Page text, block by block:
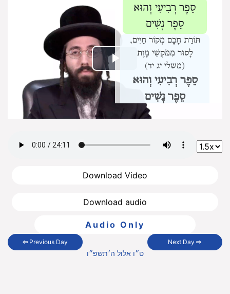
Play
Video
סֵפֶר רְבִיעִי וְהוּא
סֵפֶר נָשִׁים
תּוֹרַת חָכָם מְקוֹר חַיִּים,
לָסוּר מִמֹּקְשֵׁי מָוֶת
(משלי יג יד)
סֵפֶר רְבִיעִי וְהוּא
סֵפֶר נָשִׁים
הִלְכוֹתָיו חָמֵשׁ, וְזֶה הוּא
הִלְכוֹת גֵּרוּשִׁין.
יִבּוּם וַחֲלִיצָה.
הִלְכוֹת
יֵשׁ בִּכְלָלָן אַרְבַּע מִצְוֹת:
וּשְׁתֵּי
מִצְוֹת לֹא תַעֲשֶׂה. וְזֶה
הוּא פְּרָטָן:
Download Video
Download audio
Audio Only
⇦ Previous Day
ט״ו אלול ה׳תשפ״ו
Next Day⇨